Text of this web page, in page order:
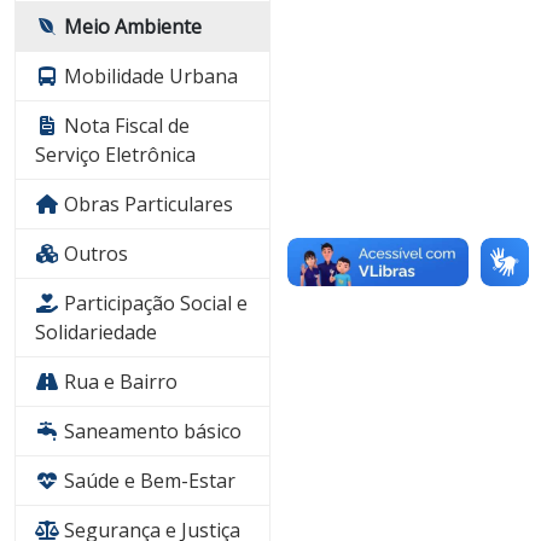
Meio Ambiente
Mobilidade Urbana
Nota Fiscal de
Serviço Eletrônica
Obras Particulares
Outros
Participação Social e
Solidariedade
Rua e Bairro
Saneamento básico
Saúde e Bem-Estar
Segurança e Justiça